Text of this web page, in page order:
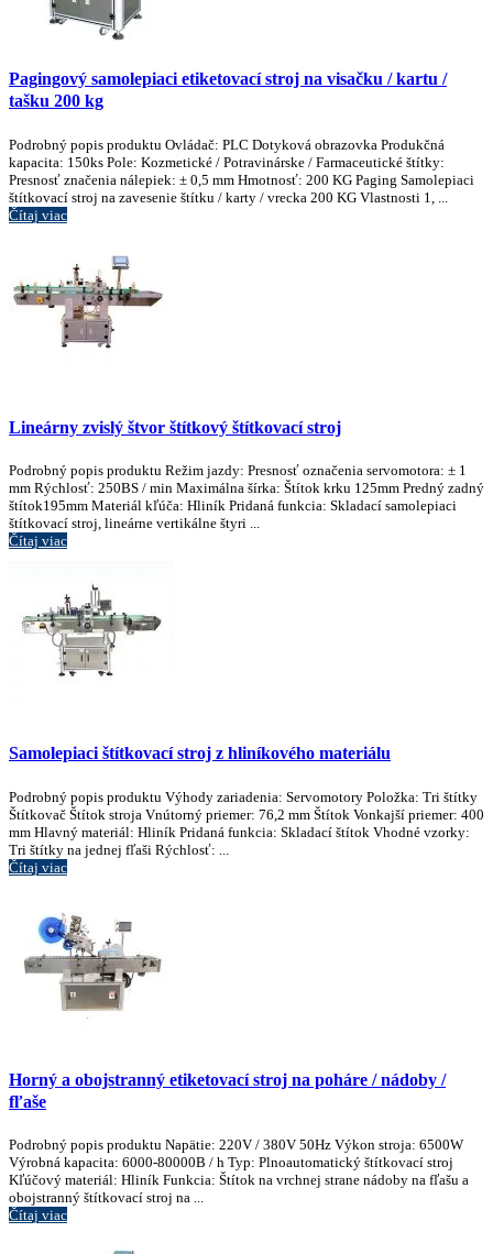
Pagingový samolepiaci etiketovací stroj na visačku / kartu /
tašku 200 kg
Podrobný popis produktu Ovládač: PLC Dotyková obrazovka Produkčná
kapacita: 150ks Pole: Kozmetické / Potravinárske / Farmaceutické štítky:
Presnosť značenia nálepiek: ± 0,5 mm Hmotnosť: 200 KG Paging Samolepiaci
štítkovací stroj na zavesenie štítku / karty / vrecka 200 KG Vlastnosti 1, ...
Čítaj viac
Lineárny zvislý štvor štítkový štítkovací stroj
Podrobný popis produktu Režim jazdy: Presnosť označenia servomotora: ± 1
mm Rýchlosť: 250BS / min Maximálna šírka: Štítok krku 125mm Predný zadný
štítok195mm Materiál kľúča: Hliník Pridaná funkcia: Skladací samolepiaci
štítkovací stroj, lineárne vertikálne štyri ...
Čítaj viac
Samolepiaci štítkovací stroj z hliníkového materiálu
Podrobný popis produktu Výhody zariadenia: Servomotory Položka: Tri štítky
Štítkovač Štítok stroja Vnútorný priemer: 76,2 mm Štítok Vonkajší priemer: 400
mm Hlavný materiál: Hliník Pridaná funkcia: Skladací štítok Vhodné vzorky:
Tri štítky na jednej fľaši Rýchlosť: ...
Čítaj viac
Horný a obojstranný etiketovací stroj na poháre / nádoby /
fľaše
Podrobný popis produktu Napätie: 220V / 380V 50Hz Výkon stroja: 6500W
Výrobná kapacita: 6000-80000B / h Typ: Plnoautomatický štítkovací stroj
Kľúčový materiál: Hliník Funkcia: Štítok na vrchnej strane nádoby na fľašu a
obojstranný štítkovací stroj na ...
Čítaj viac